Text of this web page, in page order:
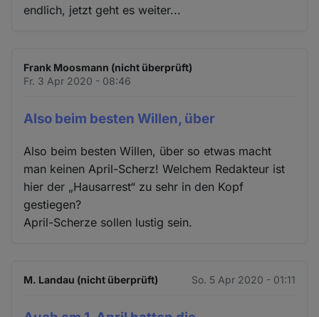
endlich, jetzt geht es weiter...
Frank Moosmann (nicht überprüft)
Fr. 3 Apr 2020 - 08:46
Also beim besten Willen, über
Also beim besten Willen, über so etwas macht
man keinen April-Scherz! Welchem Redakteur ist
hier der „Hausarrest“ zu sehr in den Kopf
gestiegen?
April-Scherze sollen lustig sein.
M. Landau (nicht überprüft) So. 5 Apr 2020 - 01:11